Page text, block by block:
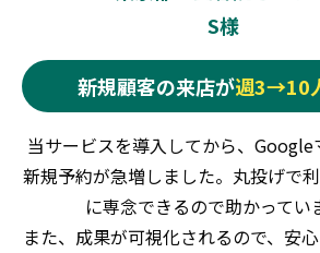
S様
新規顧客の来店が週3→10
当サービスを導入してから、Google
新規予約が急増しました。丸投げで
に専念できるので助かってい
また、成果が可視化されるので、安